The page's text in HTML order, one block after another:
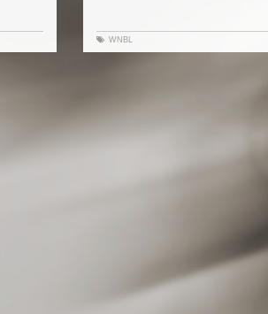
WNBL